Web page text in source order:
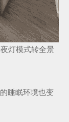
全景
睡眠环境也变